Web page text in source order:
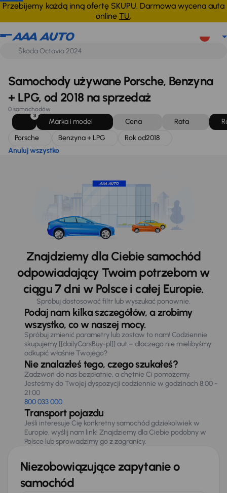
Przebijemy każdą inną ofertę SKUPU. Darmowa wycena auta
online TU.
Porsche Benzyna + LPG Rok od 2018 Anuluj wszystko
Samochody używane Porsche, Benzyna
+ LPG, od 2018 na sprzedaż
0 samochodów
3
Marka i model Cena Rata
Porsche
Benzyna + LPG Rok od2018
Anuluj wszystko
Znajdziemy dla Ciebie samochód
odpowiadający Twoim potrzebom w
ciągu 7 dni w Polsce i całej Europie.
Spróbuj dostosować filtr lub wyszukać ponownie.
Podaj nam kilka szczegółów, a zrobimy
wszystko, co w naszej mocy.
Spróbuj zmienić parametry lub zostaw to nam! Codziennie
skupujemy [[dailyCarsBuy-pl]] aut – dlaczego nie mielibyśmy
odkupić właśnie Twojego?
Nie znalazłeś tego, czego szukałeś?
Zadzwoń do nas bezpłatnie, a chętnie Ci pomożemy.
Jesteśmy do Twojej dyspozycji codziennie w godzinach 8:00 -
21:00
800 033 000
Transport pojazdu
Jeśli interesuje Cię konkretny samochód gdziekolwiek w
Europie, wyślij nam link! Znajdziemy dla Ciebie podobny w
Polsce lub sprowadzimy go z zagranicy.
Niezobowiązujące zapytanie o
samochód